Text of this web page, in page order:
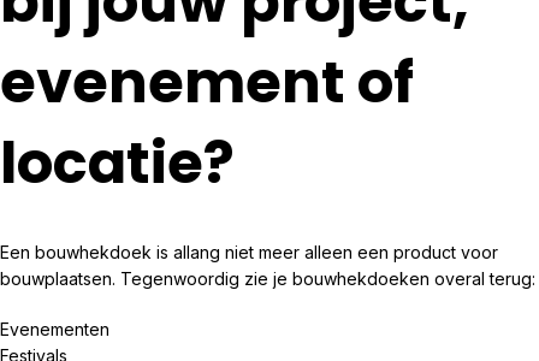
evenement of
locatie?
Een bouwhekdoek is allang niet meer alleen een product voor
bouwplaatsen. Tegenwoordig zie je bouwhekdoeken overal terug:
Evenementen
Festivals